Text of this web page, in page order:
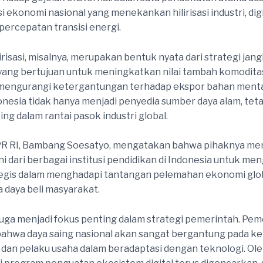
ekonomi nasional yang menekankan hilirisasi industri,
transisi energi.
misalnya, merupakan bentuk nyata dari strategi
bertujuan untuk meningkatkan nilai tambah
ketergantungan terhadap ekspor bahan
tidak hanya menjadi penyedia sumber daya alam,
dalam rantai pasok industri global.
RI, Bambang Soesatyo, mengatakan bahwa pihaknya
dari berbagai institusi pendidikan di Indonesia untuk
dalam menghadapi tantangan pelemahan ekonomi
daya beli masyarakat.
menjadi fokus penting dalam strategi pemerintah.
daya saing nasional akan sangat bergantung pada
pelaku usaha dalam beradaptasi dengan teknologi.